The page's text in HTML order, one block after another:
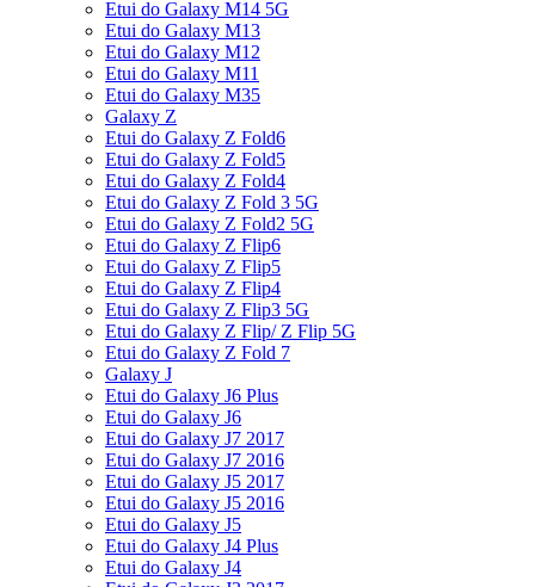
Etui do Galaxy M14 5G
Etui do Galaxy M13
Etui do Galaxy M12
Etui do Galaxy M11
Etui do Galaxy M35
Galaxy Z
Etui do Galaxy Z Fold6
Etui do Galaxy Z Fold5
Etui do Galaxy Z Fold4
Etui do Galaxy Z Fold 3 5G
Etui do Galaxy Z Fold2 5G
Etui do Galaxy Z Flip6
Etui do Galaxy Z Flip5
Etui do Galaxy Z Flip4
Etui do Galaxy Z Flip3 5G
Etui do Galaxy Z Flip/ Z Flip 5G
Etui do Galaxy Z Fold 7
Galaxy J
Etui do Galaxy J6 Plus
Etui do Galaxy J6
Etui do Galaxy J7 2017
Etui do Galaxy J7 2016
Etui do Galaxy J5 2017
Etui do Galaxy J5 2016
Etui do Galaxy J5
Etui do Galaxy J4 Plus
Etui do Galaxy J4